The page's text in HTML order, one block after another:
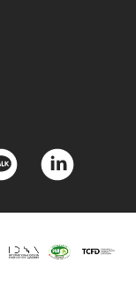
크
드
인